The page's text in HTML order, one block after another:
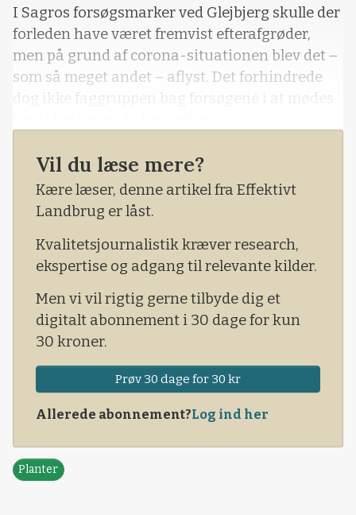
I Sagros forsøgsmarker ved Glejbjerg skulle der
forleden have været fremvist efterafgrøder,
men på grund af corona-situationen blev det –
som så meget andet – aflyst. Det forhindrede
dog ikke faggruppen bag forsøgene i at mødes
Vil du læse mere?
Kære læser, denne artikel fra Effektivt
Landbrug er låst.
Kvalitetsjournalistik kræver research,
ekspertise og adgang til relevante kilder.
Men vi vil rigtig gerne tilbyde dig et
digitalt abonnement i 30 dage for kun
30 kroner.
Prøv 30 dage for 30 kr
Allerede abonnement?Log ind her
Planter